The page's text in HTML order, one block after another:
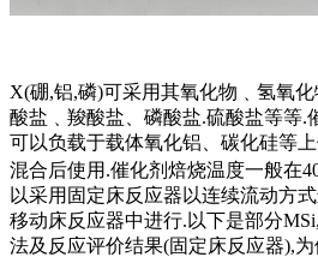
X(硼,铝,磷)可采用其氧化物﹑氢氧
酸盐﹑羧酸盐、磷酸盐.硫酸盐等等.
可以负载于载体氧化铝、碳化硅等
混合后使用.催化剂焙烧温度一般在
以采用固定床反应器以连续流动方
移动床反应器中进行.以下是部分
法及反应评价结果(固定床反应器),